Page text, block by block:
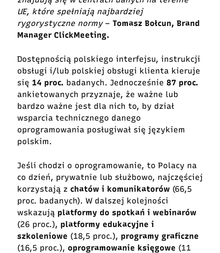
UE, które spełniają najbardziej
rygorystyczne normy– Tomasz Bołcun, Brand
Manager ClickMeeting.
Dostępnością polskiego interfejsu, instrukcji
obsługi i/lub polskiej obsługi klienta kieruje
się 14 proc. badanych. Jednocześnie 87 proc.
ankietowanych przyznaje, że ważne lub
bardzo ważne jest dla nich to, by dział
wsparcia technicznego danego
oprogramowania posługiwał się językiem
polskim.
Jeśli chodzi o oprogramowanie, to Polacy na
co dzień, prywatnie lub służbowo, najczęściej
korzystają z chatów i komunikatorów (66,5
proc. badanych). W dalszej kolejności
wskazują platformy do spotkań i webinarów
(26 proc.), platformy edukacyjne i
szkoleniowe (18,5 proc.), programy graficzne
(16,5 proc.), oprogramowanie księgowe (11